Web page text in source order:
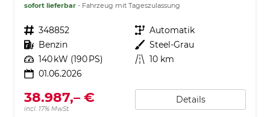
sofort lieferbar Fahrzeug mit Tageszulassung
Fahrzeugnr. 348852 Getriebe Automatik
Kraftstoff Benzin Außenfarbe Steel-Grau
Leistung 140 kW (190 PS) Kilometerstand 10 km
01.06.2026
38.987,– €
incl. 17% MwSt.
Details